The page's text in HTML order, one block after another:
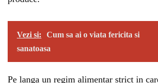
Vezi si:
Cum sa ai o viata fericita si
sanatoasa
Pe langa un regim alimentar strict in